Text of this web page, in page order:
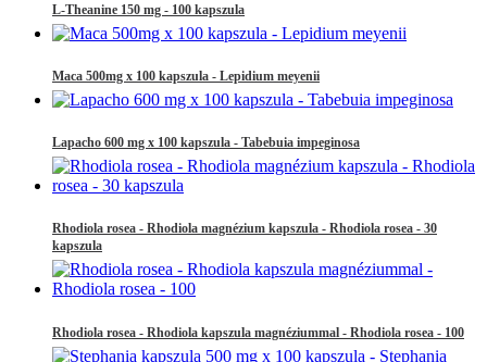
L-Theanine 150 mg - 100 kapszula
Maca 500mg x 100 kapszula - Lepidium meyenii
Lapacho 600 mg x 100 kapszula - Tabebuia impeginosa
Rhodiola rosea - Rhodiola magnézium kapszula - Rhodiola rosea - 30
kapszula
Rhodiola rosea - Rhodiola kapszula magnéziummal - Rhodiola rosea - 100